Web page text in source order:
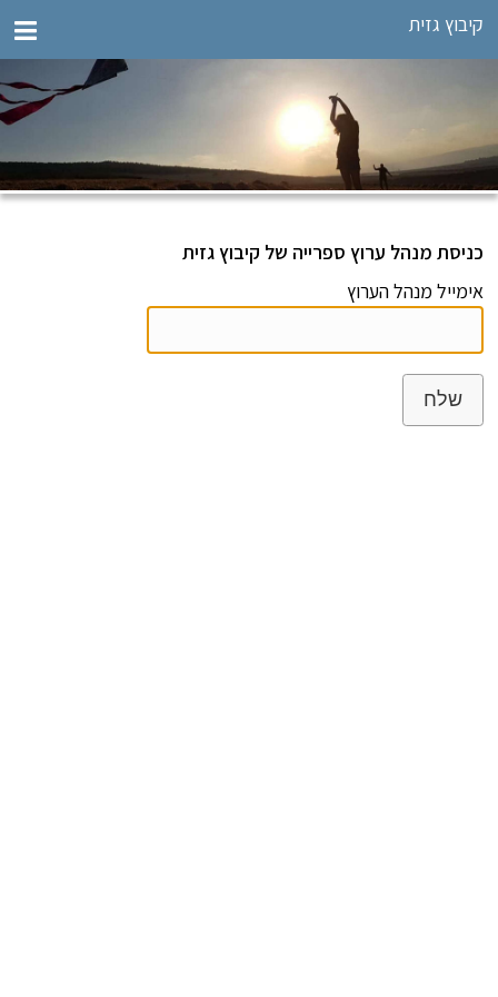
קיבוץ גזית
כניסת מנהל ערוץ ספרייה של קיבוץ גזית
אימייל מנהל הערוץ
שלח